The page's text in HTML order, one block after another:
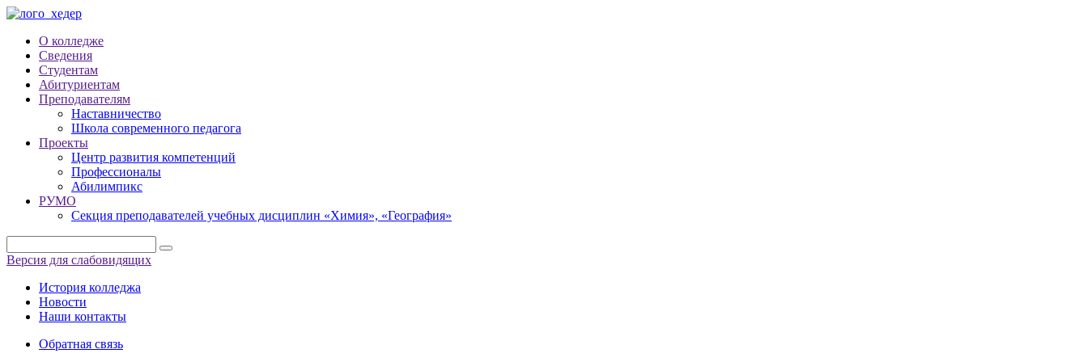
О колледже
Сведения
Студентам
Абитуриентам
Преподавателям
Наставничество
Школа современного педагога
Проекты
Центр развития компетенций
Профессионалы
Абилимпикс
РУМО
Секция преподавателей учебных дисциплин «Химия», «География»
Версия для слабовидящих
История колледжа
Новости
Наши контакты
Обратная связь